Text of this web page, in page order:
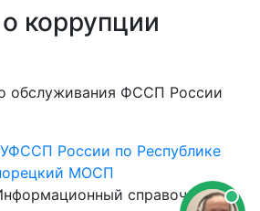
коррупции
обслуживания ФССП России
УФССП России по Республике
МОСП
справочник о